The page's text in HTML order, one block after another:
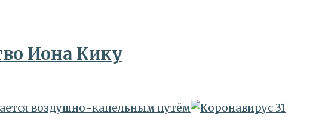
Иона Кику
воздушно-капельным путём